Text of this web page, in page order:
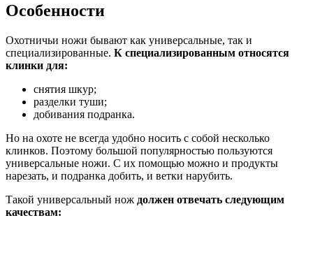
Особенности
Охотничьи ножи бывают как универсальные, так и
специализированные. К специализированным относятся
клинки для:
снятия шкур;
разделки туши;
добивания подранка.
Но на охоте не всегда удобно носить с собой несколько
клинков. Поэтому большой популярностью пользуются
универсальные ножи. С их помощью можно и продукты
нарезать, и подранка добить, и ветки нарубить.
Такой универсальный нож должен отвечать следующим
качествам: